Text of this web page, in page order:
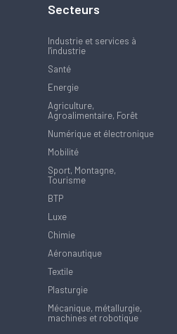
Secteurs
Industrie et services à
l'industrie
Santé
Energie
Agriculture,
Agroalimentaire, Forêt
Numérique et électronique
Mobilité
Sport, Montagne,
Tourisme
BTP
Luxe
Chimie
Aéronautique
Textile
Plasturgie
Mécanique, métallurgie,
machines et robotique